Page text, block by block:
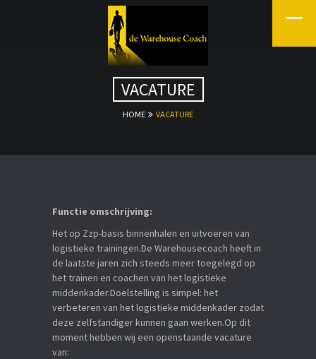
VACATURE
HOME VACATURE
Functie omschrijving:
Het op Zzp-basis binnenhalen en uitvoeren van
logistieke trainingen.De Warehousecoach heeft in
de laatste jaren zich steeds meer toegelegd op
het trainen en coachen van het logistieke
middenkader.Doelstelling is simpel: het
verbeteren van het logistieke middenkader zodat
deze zelfstandiger kunnen gaan werken.Op dit
moment hebben wij een openstaande vacature
van: